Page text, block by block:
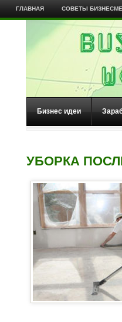
ГЛАВНАЯ СОВЕТЫ
Бизнес идеи
УБОРКА